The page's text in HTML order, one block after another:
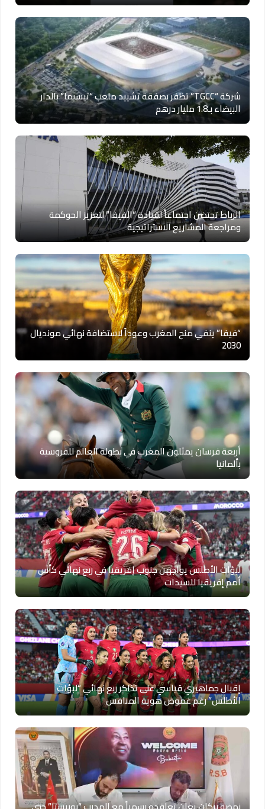
شركة “TGCC” تظفر بصفقة تشييد ملعب “تيسيما” بالدار
البيضاء بـ1.8 مليار درهم
الرباط تحتضن اجتماعاً لقيادة “الفيفا” لتعزيز الحوكمة
ومراجعة المشاريع الاستراتيجية
“فيفا” ينفي منح المغرب وعوداً لاستضافة نهائي مونديال
2030
أربعة فرسان يمثلون المغرب في بطولة العالم للفروسية
بألمانيا
لبؤات الأطلس يواجهن جنوب إفريقيا في ربع نهائي كأس
أمم إفريقيا للسيدات
إقبال جماهيري قياسي على تذاكر ربع نهائي “لبؤات
الأطلس” رغم غموض هوية المنافس